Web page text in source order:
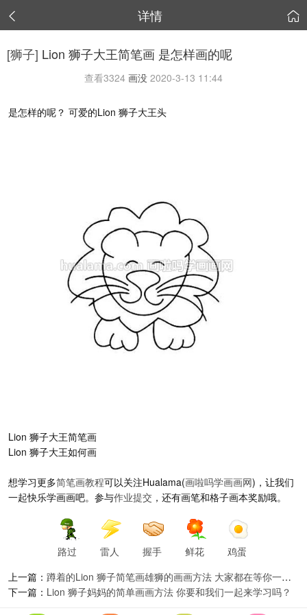
 详情 
[狮子] Lion 狮子大王简笔画 是怎样画的呢
查看3324 画没 2020-3-13 11:44
是怎样的呢？ 可爱的Lion 狮子大王头
Lion 狮子大王简笔画
Lion 狮子大王如何画
想学习更多简笔画教程可以关注Hualama(画啦吗学画画网)，让我们
一起快乐学画画吧。参与作业提交 ，还有画笔和格子画本奖励哦。
路过 雷人 握手 鲜花
鸡蛋
上一篇： 蹲着的Lion 狮子简笔画雄狮的画画方法 大家都在等你一起来学画哦
下一篇： Lion 狮子妈妈的简单画画方法 你要和我们一起来学习吗？